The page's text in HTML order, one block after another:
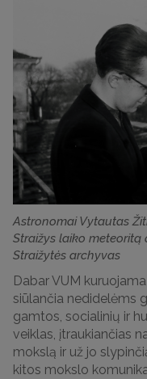
Astronomai Vytautas
Straižys laiko meteoritą
Straižytės archyvas
Dabar VUM
siūlančia nedidelėms
gamtos, socialinių ir
veiklas, įtraukiančias
mokslą ir už jo
kitos mokslo